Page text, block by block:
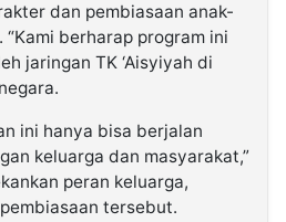
dan pembiasaan anak-
berharap program ini
jaringan TK ‘Aisyiyah di
ini hanya bisa berjalan
keluarga dan masyarakat,”
peran keluarga,
tersebut.